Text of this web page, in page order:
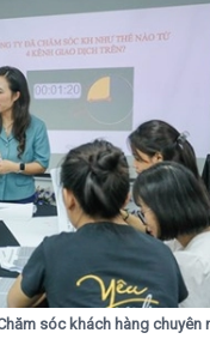
sóc khách hàng chuyên